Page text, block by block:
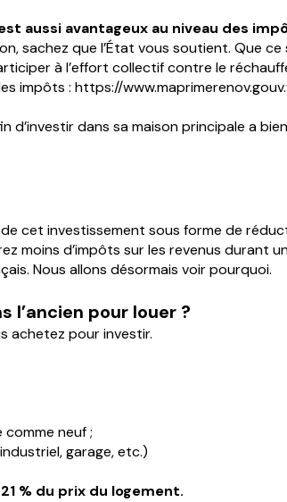
aussi avantageux au niveau des
sachez que l’État vous soutient. Que ce
à l’effort collectif contre le
impôts : https://
d’investir dans sa maison principale a
cet investissement sous forme de
moins d’impôts sur les revenus durant
Nous allons désormais voir pourquoi.
l’ancien pour louer ?
achetez pour investir.
neuf ;
garage, etc.)
% du prix du logement.